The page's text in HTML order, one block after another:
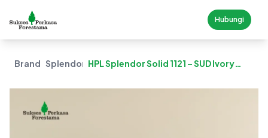
Hubungi
Brand Splendor HPL Splendor Solid 1121 – SUD Ivory